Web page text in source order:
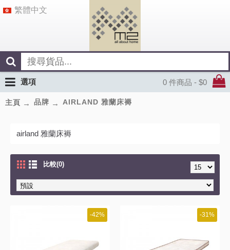
繁體中文
0 件商品 - $0
選項
主頁 品牌 AIRLAND 雅蘭床褥
airland 雅蘭床褥
比較(0)
-42% -31%